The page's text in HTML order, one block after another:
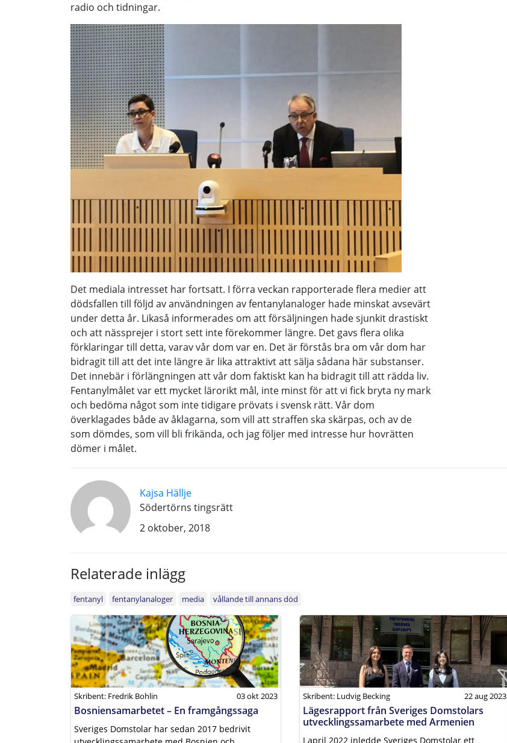
radio och tidningar.
Det mediala intresset har fortsatt. I förra veckan rapporterade flera medier att
dödsfallen till följd av användningen av fentanylanaloger hade minskat avsevärt
under detta år. Likaså informerades om att försäljningen hade sjunkit drastiskt
och att nässprejer i stort sett inte förekommer längre. Det gavs flera olika
förklaringar till detta, varav vår dom var en. Det är förstås bra om vår dom har
bidragit till att det inte längre är lika attraktivt att sälja sådana här substanser.
Det innebär i förlängningen att vår dom faktiskt kan ha bidragit till att rädda liv.
Fentanylmålet var ett mycket lärorikt mål, inte minst för att vi fick bryta ny mark
och bedöma något som inte tidigare prövats i svensk rätt. Vår dom
överklagades både av åklagarna, som vill att straffen ska skärpas, och av de
som dömdes, som vill bli frikända, och jag följer med intresse hur hovrätten
dömer i målet.
Kajsa Hällje
Södertörns tingsrätt
2 oktober, 2018
Relaterade inlägg
fentanyl fentanylanaloger media vållande till annans död
Skribent: Fredrik Bohlin 03 okt 2023
Bosniensamarbetet – En framgångssaga
Sveriges Domstolar har sedan 2017 bedrivit
Skribent: Ludvig Becking 22 aug 2023
Lägesrapport från Sveriges Domstolars
utvecklingssamarbete med Armenien
I april 2022 inledde Sveriges Domstolar ett